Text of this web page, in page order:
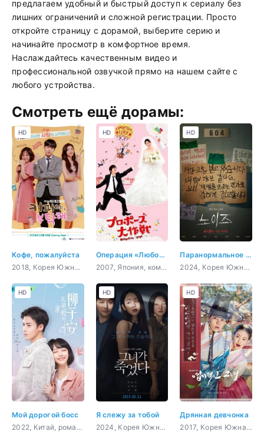
предлагаем удобный и быстрый доступ к сериалу без
лишних ограничений и сложной регистрации. Просто
откройте страницу с дорамой, выберите серию и
начинайте просмотр в комфортное время.
Наслаждайтесь качественным видео и
профессиональной озвучкой прямо на нашем сайте с
любого устройства.
Смотреть ещё дорамы:
Кофе, пожалуйста
2018, Корея Южная, комедия, романтика, фэнтези
HD
Операция «Любовь»
2007, Япония, комедия, романтика, молодость, сверхъестественное
HD
Паранормальное явление. Шум
2024, Корея Южная, триллер, мистика, ужасы
HD
Мой дорогой босс
2022, Китай, романтика
HD
Я слежу за тобой
2024, Корея Южная, триллер, мистика, драма
HD
Дрянная девчонка
2017, Корея Южная, история, комедия, романтика
HD